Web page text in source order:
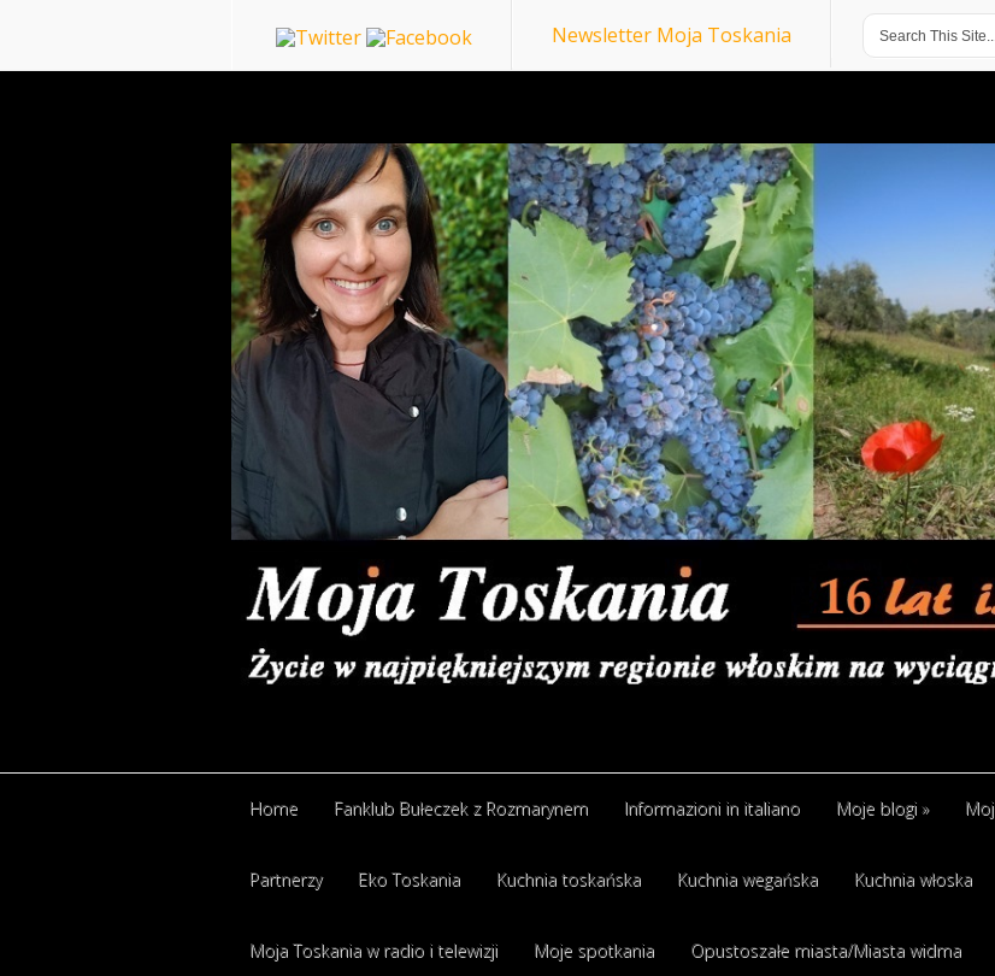
Newsletter Moja Toskania
Home Fanklub Bułeczek z Rozmarynem Informazioni in italiano Moje blogi »
Partnerzy Eko Toskania Kuchnia toskańska Kuchnia wegańska Kuchnia włoska
Moja Toskania w radio i telewizji Moje spotkania Opustoszałe miasta/Miasta widma